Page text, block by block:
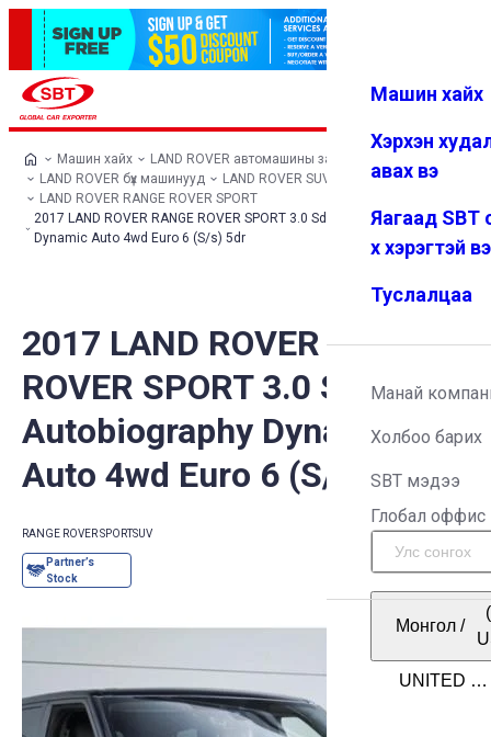
Дуртай Цэс
Машин хайх
Хэрхэн
авах вэ
Яагаад SBT
х хэрэгтэй
Туслалцаа
Манай
Холбоо барих
SBT мэдээ
Глобал оффис
Монгол /
Машин хайх
LAND ROVER автомашины загварууд
LAND ROVER бүх машинууд
LAND ROVER SUV
LAND ROVER RANGE ROVER SPORT
2017 LAND ROVER RANGE ROVER SPORT 3.0 Sd V6 Autobiography
Dynamic Auto 4wd Euro 6 (S/s) 5dr
2017 LAND ROVER RANGE
ROVER SPORT 3.0 Sd V6
Autobiography Dynamic
Auto 4wd Euro 6 (S/s) 5dr
RANGE ROVER SPORTSUV